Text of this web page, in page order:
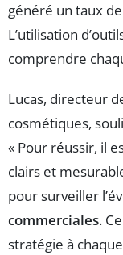
généré un taux
L’utilisation
comprendre
Lucas, directeur
cosmétiques,
« Pour réussir, il
clairs et
pour surveiller
commerciales.
stratégie à